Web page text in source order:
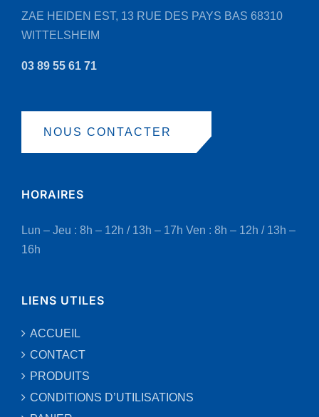
ZAE HEIDEN EST, 13 RUE DES PAYS BAS 68310
WITTELSHEIM
03 89 55 61 71
NOUS CONTACTER
HORAIRES
Lun – Jeu : 8h – 12h / 13h – 17h Ven : 8h – 12h / 13h –
16h
LIENS UTILES
ACCUEIL
CONTACT
PRODUITS
CONDITIONS D’UTILISATIONS